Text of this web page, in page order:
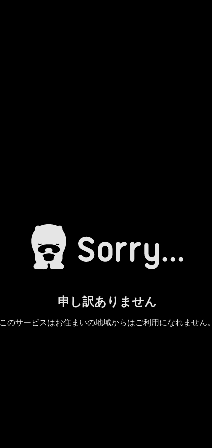
申し訳ありません
このサービスはお住まいの地域からはご利用になれません。